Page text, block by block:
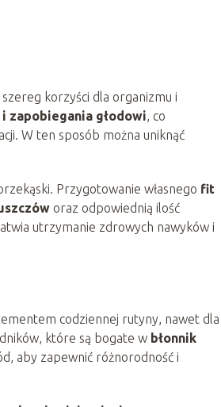
korzyści dla organizmu i
zapobiegania głodowi, co
W ten sposób można uniknąć
Przygotowanie własnego fit
oraz odpowiednią ilość
utrzymanie zdrowych nawyków i
codziennej rutyny, nawet dla
które są bogate w błonnik
aby zapewnić różnorodność i